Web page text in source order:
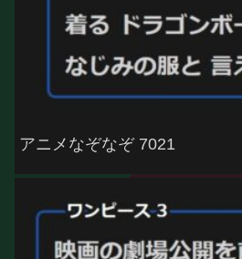
アニメなぞなぞ 7021